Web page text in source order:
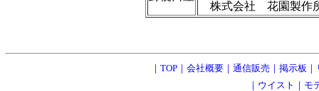
株式会社 花園製作
｜ TOP｜ 会社概要｜ 通信販売 ｜ 掲示板 ｜
｜ ウイスト ｜ モ